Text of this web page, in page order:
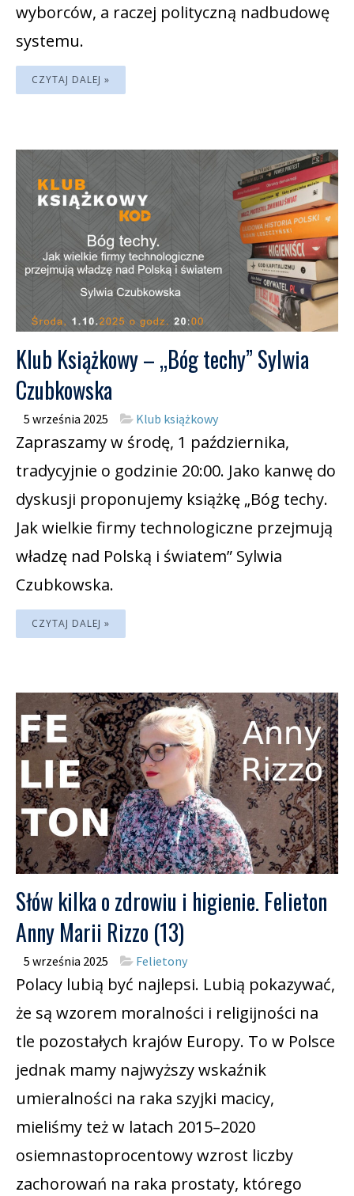
wyborców, a raczej polityczną nadbudowę
systemu.
CZYTAJ DALEJ »
Klub Książkowy – „Bóg techy” Sylwia
Czubkowska
5 września 2025 Klub książkowy
Zapraszamy w środę, 1 października,
tradycyjnie o godzinie 20:00. Jako kanwę do
dyskusji proponujemy książkę „Bóg techy.
Jak wielkie firmy technologiczne przejmują
władzę nad Polską i światem” Sylwia
Czubkowska.
CZYTAJ DALEJ »
Słów kilka o zdrowiu i higienie. Felieton
Anny Marii Rizzo (13)
5 września 2025 Felietony
Polacy lubią być najlepsi. Lubią pokazywać,
że są wzorem moralności i religijności na
tle pozostałych krajów Europy. To w Polsce
jednak mamy najwyższy wskaźnik
umieralności na raka szyjki macicy,
mieliśmy też w latach 2015–2020
osiemnastoprocentowy wzrost liczby
zachorowań na raka prostaty, którego